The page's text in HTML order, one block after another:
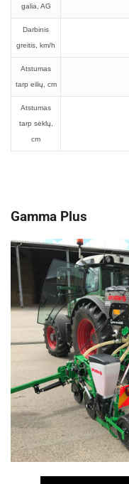
galia, AG
Darbinis
greitis, km/h
Atstumas
tarp eilių, cm
Atstumas
tarp sėklų,
cm
Gamma Plus